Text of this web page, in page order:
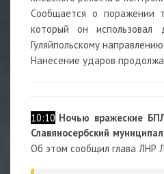
Сообщается о поражении
который он
Гуляйпольскому направлению.
Нанесение ударов
10:10 Ночью вражеские
Славяносербский
Об этом сообщил глава ЛНР